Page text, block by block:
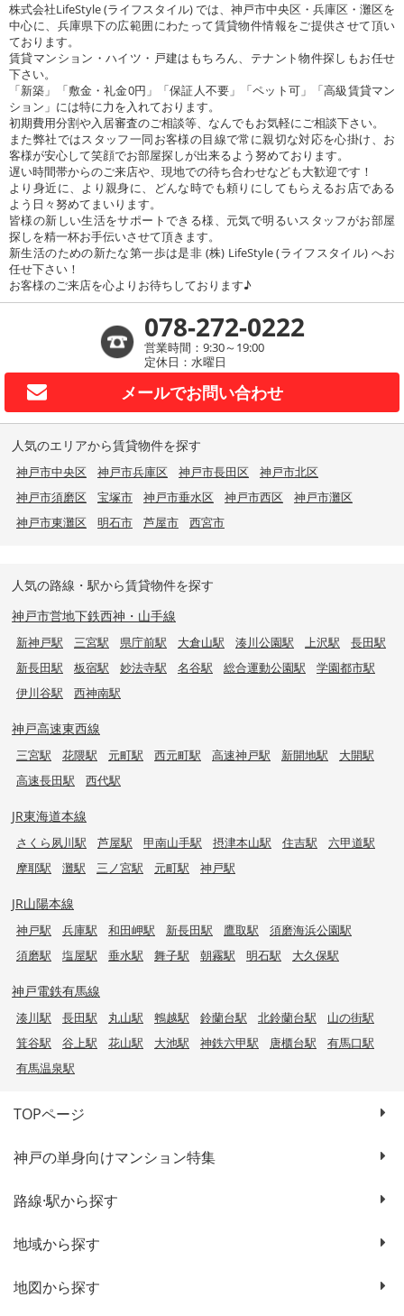
株式会社LifeStyle (ライフスタイル) では、神戸市中央区・兵庫区・灘区を
中心に、兵庫県下の広範囲にわたって賃貸物件情報をご提供させて頂い
ております。
賃貸マンション・ハイツ・戸建はもちろん、テナント物件探しもお任せ
下さい。
「新築」「敷金・礼金0円」「保証人不要」「ペット可」「高級賃貸マン
ション」には特に力を入れております。
初期費用分割や入居審査のご相談等、なんでもお気軽にご相談下さい。
また弊社ではスタッフ一同お客様の目線で常に親切な対応を心掛け、お
客様が安心して笑顔でお部屋探しが出来るよう努めております。
遅い時間帯からのご来店や、現地での待ち合わせなども大歓迎です！
より身近に、より親身に、どんな時でも頼りにしてもらえるお店である
よう日々努めてまいります。
皆様の新しい生活をサポートできる様、元気で明るいスタッフがお部屋
探しを精一杯お手伝いさせて頂きます。
新生活のための新たな第一歩は是非 (株) LifeStyle (ライフスタイル) へお
任せ下さい！
お客様のご来店を心よりお待ちしております♪
078-272-0222
営業時間：9:30～19:00
定休日：水曜日
メールでお問い合わせ
人気のエリアから賃貸物件を探す
神戸市中央区 神戸市兵庫区 神戸市長田区
神戸市北区
神戸市須磨区
宝塚市 神戸市垂水区 神戸市西区
神戸市灘区
神戸市東灘区
明石市 芦屋市 西宮市
人気の路線・駅から賃貸物件を探す
神戸市営地下鉄西神・山手線
新神戸駅 三宮駅 県庁前駅 大倉山駅 湊川公園駅 上沢駅
長田駅
新長田駅
板宿駅 妙法寺駅 名谷駅 総合運動公園駅
学園都市駅
伊川谷駅
西神南駅
神戸高速東西線
三宮駅 花隈駅 元町駅 西元町駅 高速神戸駅 新開地駅
大開駅
高速長田駅
西代駅
JR東海道本線
さくら夙川駅 芦屋駅 甲南山手駅 摂津本山駅 住吉駅
六甲道駅
摩耶駅
灘駅 三ノ宮駅 元町駅 神戸駅
JR山陽本線
神戸駅 兵庫駅 和田岬駅 新長田駅 鷹取駅
須磨海浜公園駅
須磨駅
塩屋駅 垂水駅 舞子駅 朝霧駅 明石駅 大久保駅
神戸電鉄有馬線
湊川駅 長田駅 丸山駅 鵯越駅 鈴蘭台駅 北鈴蘭台駅
山の街駅
箕谷駅
谷上駅 花山駅 大池駅 神鉄六甲駅 唐櫃台駅
有馬口駅
有馬温泉駅
TOPページ
神戸の単身向けマンション特集
路線·駅から探す
地域から探す
地図から探す